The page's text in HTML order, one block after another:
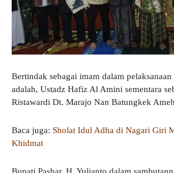
Bertindak sebagai imam dalam
adalah, Ustadz Hafiz Al Amini sementara
Ristawardi Dt. Marajo Nan Batungkek
Baca juga: Sholat Idul Adha di Nagari Giri
Khidmat